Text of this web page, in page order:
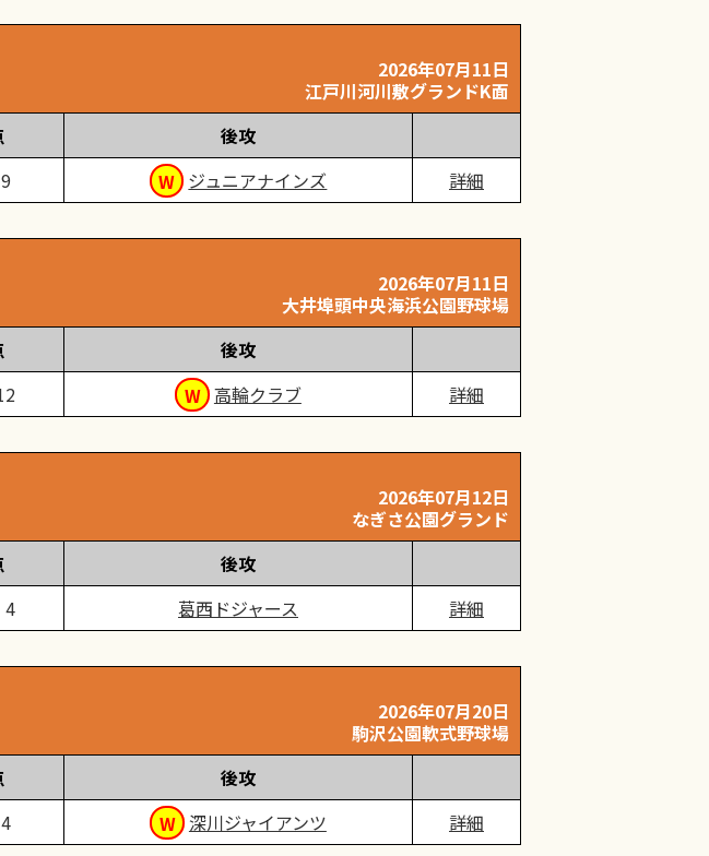
2026年07月11日
江戸川河川敷グランドK面
後攻
ジュニアナインズ 詳細
2026年07月11日
大井埠頭中央海浜公園野球場
後攻
高輪クラブ 詳細
2026年07月12日
なぎさ公園グランド
後攻
4 葛西ドジャース 詳細
2026年07月20日
駒沢公園軟式野球場
後攻
深川ジャイアンツ 詳細